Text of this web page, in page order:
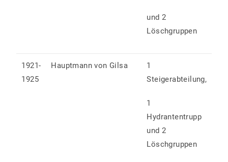
und 2
Löschgruppen
1921-
1925
Hauptmann von Gilsa
1
Steigerabteilung,
1
Hydrantentrupp
und 2
Löschgruppen